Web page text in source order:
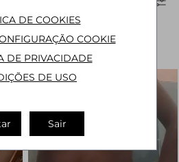
DE COOKIES
COOKIE
DE PRIVACIDADE
DE USO
Sair